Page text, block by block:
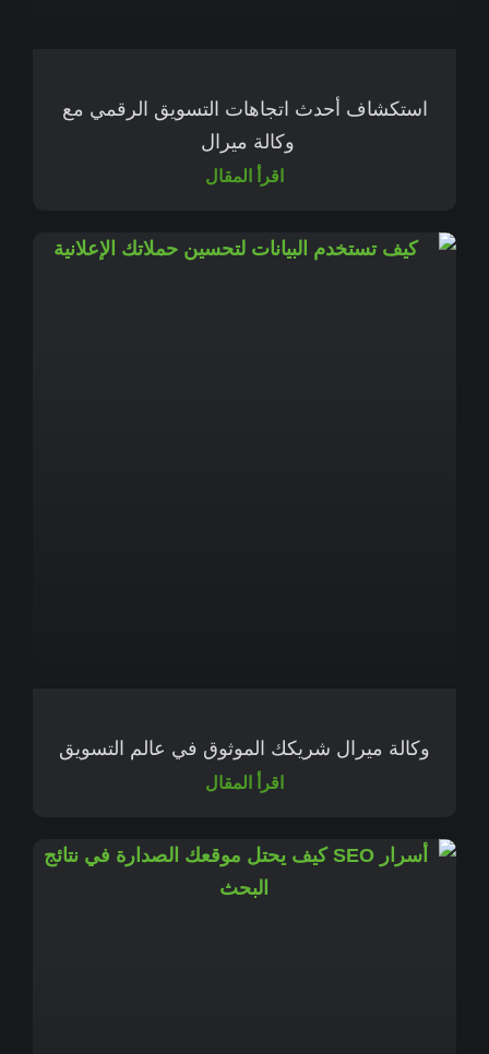
استكشاف أحدث اتجاهات التسويق الرقمي مع
وكالة ميرال
اقرأ المقال
وكالة ميرال شريكك الموثوق في عالم التسويق
اقرأ المقال